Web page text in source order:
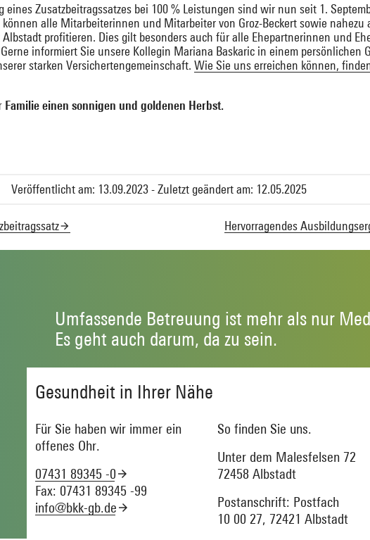
eines Zusatzbeitragssatzes bei 100 % Leistungen sind wir nun seit 1.
alle Mitarbeiterinnen und Mitarbeiter von Groz-Beckert sowie nahezu
profitieren. Dies gilt besonders auch für alle Ehepartnerinnen und
informiert Sie unsere Kollegin Mariana Baskaric in einem persönlichen
starken Versichertengemeinschaft. Wie Sie uns erreichen können,
einen sonnigen und goldenen Herbst.
Veröffentlicht am: 13.09.2023 - Zuletzt geändert am: 12.05.2025
Hervorragendes
Umfassende Betreuung ist mehr als nur
Es geht auch darum, da zu sein.
Gesundheit in Ihrer Nähe
Für Sie haben wir immer ein
offenes Ohr.
07431 89345 -0
Fax: 07431 89345 -99
info@bkk-gb.de
So finden Sie uns.
Unter dem Malesfelsen 72
72458 Albstadt
Postanschrift: Postfach
10 00 27, 72421 Albstadt